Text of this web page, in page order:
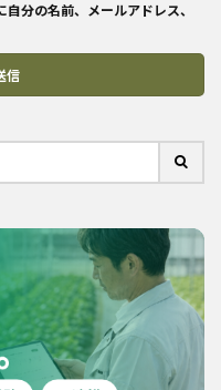
分の名前、メールアドレス、